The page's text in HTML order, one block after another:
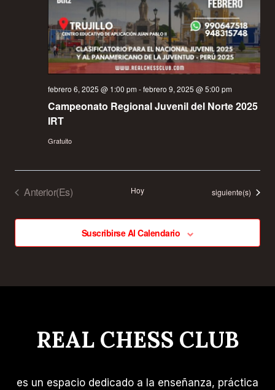
Campeonato Regional Juvenil del Norte 2025
IRT
febrero 6, 2025 @ 1:00 pm -febrero 9, 2025 @ 5:00 pm
Gratuito
Eventos
Anterior(es) Hoy Eventos
siguiente(s)
Suscribirse Al Calendario
REAL CHESS CLUB
es un espacio dedicado a la enseñanza, práctica